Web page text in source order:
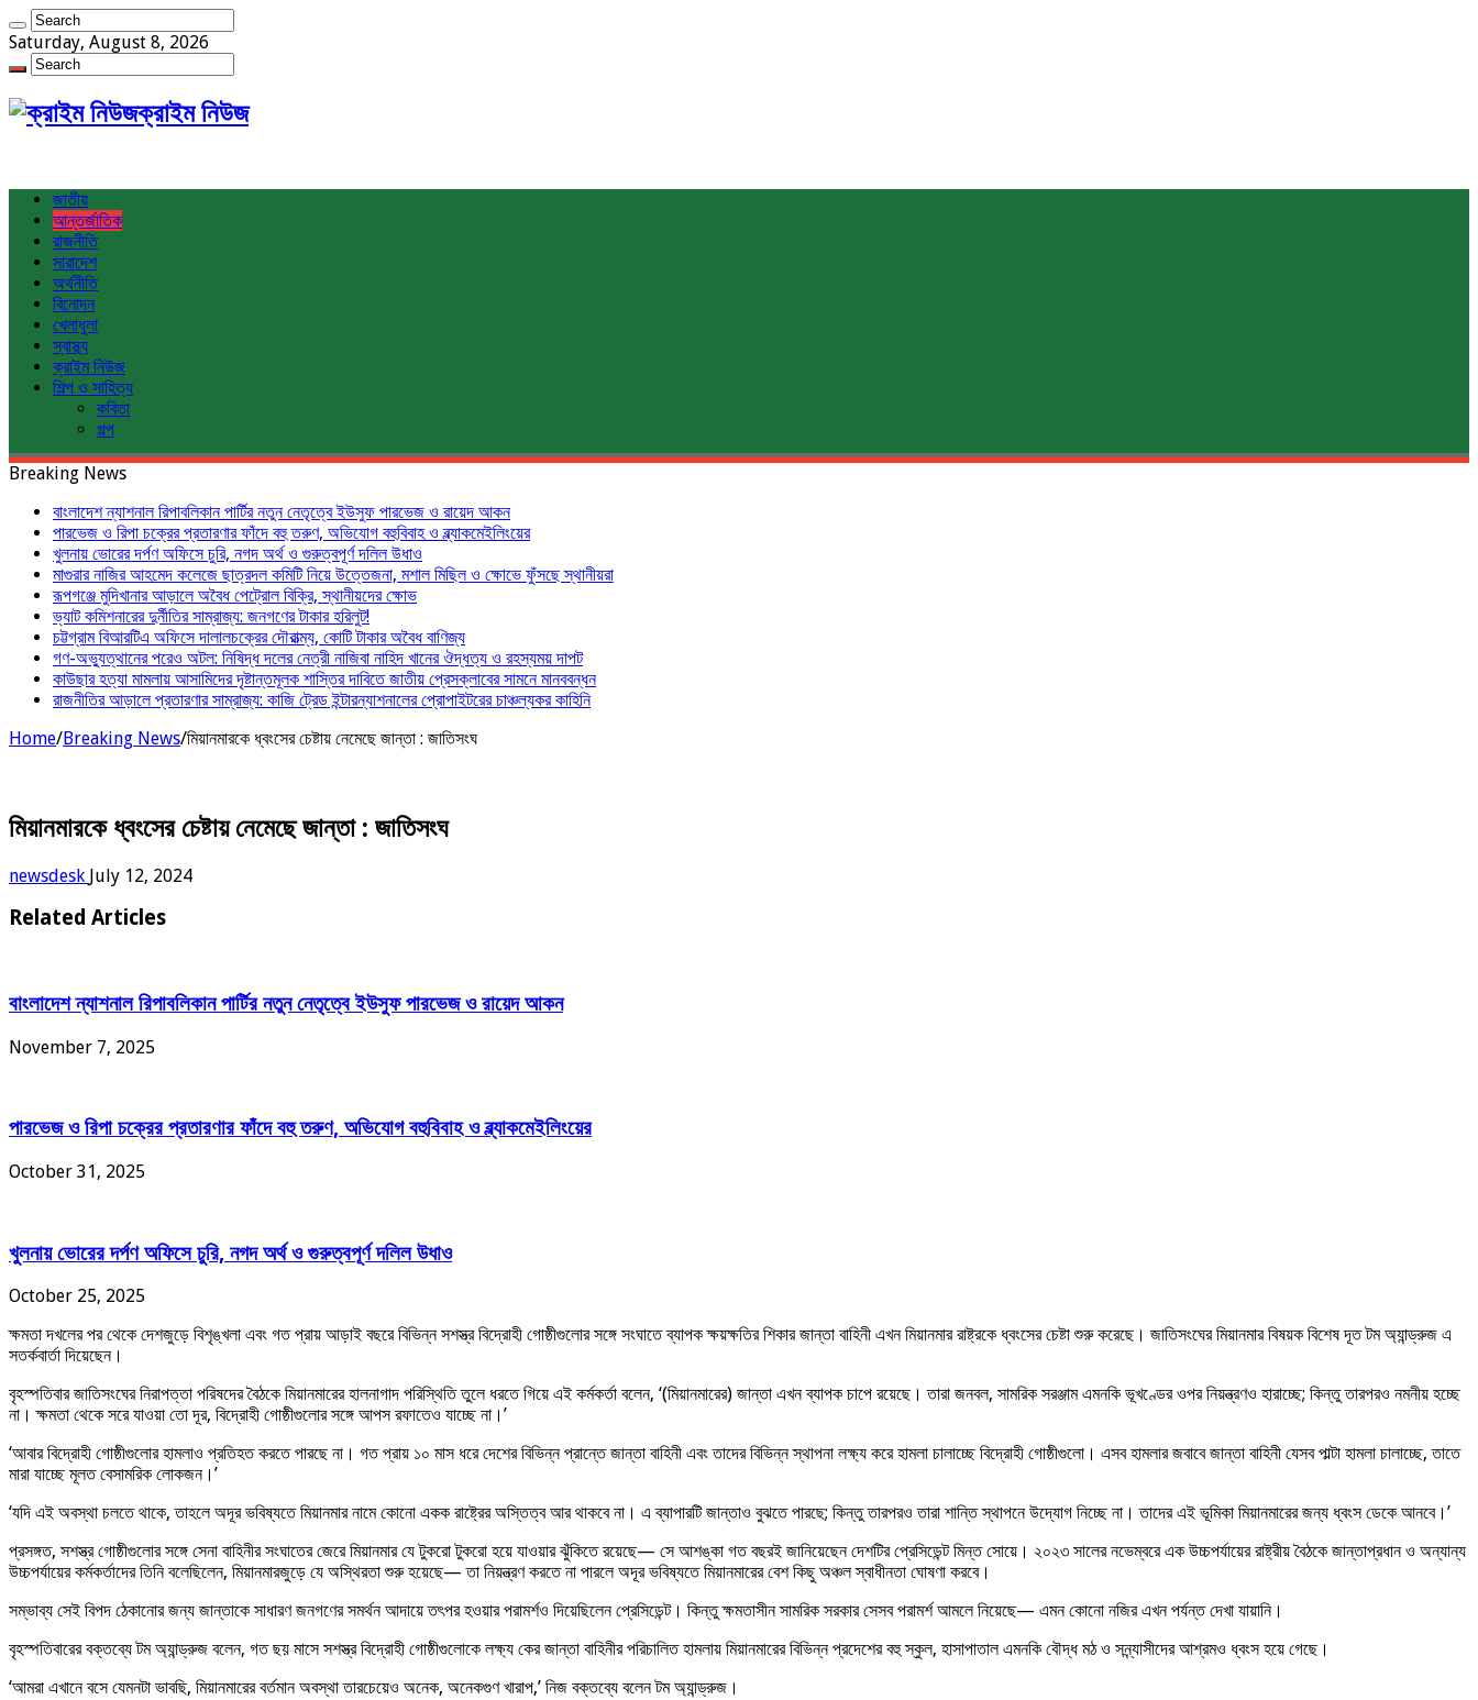
Saturday, August 8, 2026
ক্রাইম নিউজ
জাতীয়
আন্তর্জাতিক
রাজনীতি
সারাদেশ
অর্থনীতি
বিনোদন
খেলাধুলা
স্বাস্থ্য
ক্রাইম নিউজ
শিল্প ও সাহিত্য
কবিতা
গল্প
Breaking News
বাংলাদেশ ন্যাশনাল রিপাবলিকান পার্টির নতুন নেতৃত্বে ইউসুফ পারভেজ ও রায়েদ আকন
পারভেজ ও রিপা চক্রের প্রতারণার ফাঁদে বহু তরুণ, অভিযোগ বহুবিবাহ ও ব্ল্যাকমেইলিংয়ের
খুলনায় ভোরের দর্পণ অফিসে চুরি, নগদ অর্থ ও গুরুত্বপূর্ণ দলিল উধাও
মাগুরার নাজির আহমেদ কলেজে ছাত্রদল কমিটি নিয়ে উত্তেজনা, মশাল মিছিল ও ক্ষোভে ফুঁসছে স্থানীয়রা
রূপগঞ্জে মুদিখানার আড়ালে অবৈধ পেট্রোল বিক্রি, স্থানীয়দের ক্ষোভ
ভ্যাট কমিশনারের দুর্নীতির সাম্রাজ্য: জনগণের টাকার হরিলুট!
চট্টগ্রাম বিআরটিএ অফিসে দালালচক্রের দৌরাত্ম্য, কোটি টাকার অবৈধ বাণিজ্য
গণ-অভ্যুত্থানের পরেও অটল: নিষিদ্ধ দলের নেত্রী নাজিবা নাহিদ খানের ঔদ্ধত্য ও রহস্যময় দাপট
কাউছার হত্যা মামলায় আসামিদের দৃষ্টান্তমূলক শাস্তির দাবিতে জাতীয় প্রেসক্লাবের সামনে মানববন্ধন
রাজনীতির আড়ালে প্রতারণার সাম্রাজ্য: কাজি ট্রেড ইন্টারন্যাশনালের প্রোপাইটরের চাঞ্চল্যকর কাহিনি
Home/Breaking News/মিয়ানমারকে ধ্বংসের চেষ্টায় নেমেছে জান্তা : জাতিসংঘ
মিয়ানমারকে ধ্বংসের চেষ্টায় নেমেছে জান্তা : জাতিসংঘ
newsdesk July 12, 2024
Related Articles
বাংলাদেশ ন্যাশনাল রিপাবলিকান পার্টির নতুন নেতৃত্বে ইউসুফ পারভেজ ও রায়েদ আকন
November 7, 2025
পারভেজ ও রিপা চক্রের প্রতারণার ফাঁদে বহু তরুণ, অভিযোগ বহুবিবাহ ও ব্ল্যাকমেইলিংয়ের
October 31, 2025
খুলনায় ভোরের দর্পণ অফিসে চুরি, নগদ অর্থ ও গুরুত্বপূর্ণ দলিল উধাও
October 25, 2025
ক্ষমতা দখলের পর থেকে দেশজুড়ে বিশৃঙ্খলা এবং গত প্রায় আড়াই বছরে বিভিন্ন সশস্ত্র বিদ্রোহী গোষ্ঠীগুলোর সঙ্গে সংঘাতে ব্যাপক ক্ষয়ক্ষতির শিকার জান্তা বাহিনী এখন মিয়ানমার রাষ্ট্রকে ধ্বংসের চেষ্টা শুরু করেছে। জাতিসংঘের মিয়ানমার বিষয়ক বিশেষ দূত টম অ্যান্ড্রুজ এ
সতর্কবার্তা দিয়েছেন।
বৃহস্পতিবার জাতিসংঘের নিরাপত্তা পরিষদের বৈঠকে মিয়ানমারের হালনাগাদ পরিস্থিতি তুলে ধরতে গিয়ে এই কর্মকর্তা বলেন, ‘(মিয়ানমারের) জান্তা এখন ব্যাপক চাপে রয়েছে। তারা জনবল, সামরিক সরঞ্জাম এমনকি ভূখণ্ডের ওপর নিয়ন্ত্রণও হারাচ্ছে; কিন্তু তারপরও নমনীয় হচ্ছে
না। ক্ষমতা থেকে সরে যাওয়া তো দূর, বিদ্রোহী গোষ্ঠীগুলোর সঙ্গে আপস রফাতেও যাচ্ছে না।’
‘আবার বিদ্রোহী গোষ্ঠীগুলোর হামলাও প্রতিহত করতে পারছে না। গত প্রায় ১০ মাস ধরে দেশের বিভিন্ন প্রান্তে জান্তা বাহিনী এবং তাদের বিভিন্ন স্থাপনা লক্ষ্য করে হামলা চালাচ্ছে বিদ্রোহী গোষ্ঠীগুলো। এসব হামলার জবাবে জান্তা বাহিনী যেসব পাল্টা হামলা চালাচ্ছে, তাতে
মারা যাচ্ছে মূলত বেসামরিক লোকজন।’
‘যদি এই অবস্থা চলতে থাকে, তাহলে অদূর ভবিষ্যতে মিয়ানমার নামে কোনো একক রাষ্ট্রের অস্তিত্ব আর থাকবে না। এ ব্যাপারটি জান্তাও বুঝতে পারছে; কিন্তু তারপরও তারা শান্তি স্থাপনে উদ্যোগ নিচ্ছে না। তাদের এই ভূমিকা মিয়ানমারের জন্য ধ্বংস ডেকে আনবে।’
প্রসঙ্গত, সশস্ত্র গোষ্ঠীগুলোর সঙ্গে সেনা বাহিনীর সংঘাতের জেরে মিয়ানমার যে টুকরো টুকরো হয়ে যাওয়ার ঝুঁকিতে রয়েছে— সে আশঙ্কা গত বছরই জানিয়েছেন দেশটির প্রেসিডেন্ট মিন্ত সোয়ে। ২০২৩ সালের নভেম্বরে এক উচ্চপর্যায়ের রাষ্ট্রীয় বৈঠকে জান্তাপ্রধান ও অন্যান্য
উচ্চপর্যায়ের কর্মকর্তাদের তিনি বলেছিলেন, মিয়ানমারজুড়ে যে অস্থিরতা শুরু হয়েছে— তা নিয়ন্ত্রণ করতে না পারলে অদূর ভবিষ্যতে মিয়ানমারের বেশ কিছু অঞ্চল স্বাধীনতা ঘোষণা করবে।
সম্ভাব্য সেই বিপদ ঠেকানোর জন্য জান্তাকে সাধারণ জনগণের সমর্থন আদায়ে তৎপর হওয়ার পরামর্শও দিয়েছিলেন প্রেসিডেন্ট। কিন্তু ক্ষমতাসীন সামরিক সরকার সেসব পরামর্শ আমলে নিয়েছে— এমন কোনো নজির এখন পর্যন্ত দেখা যায়ানি।
বৃহস্পতিবারের বক্তব্যে টম অ্যান্ড্রুজ বলেন, গত ছয় মাসে সশস্ত্র বিদ্রোহী গোষ্ঠীগুলোকে লক্ষ্য কের জান্তা বাহিনীর পরিচালিত হামলায় মিয়ানমারের বিভিন্ন প্রদেশের বহু স্কুল, হাসাপাতাল এমনকি বৌদ্ধ মঠ ও সন্ন্যাসীদের আশ্রমও ধ্বংস হয়ে গেছে।
‘আমরা এখানে বসে যেমনটা ভাবছি, মিয়ানমারের বর্তমান অবস্থা তারচেয়েও অনেক, অনেকগুণ খারাপ,’ নিজ বক্তব্যে বলেন টম অ্যান্ড্রুজ।